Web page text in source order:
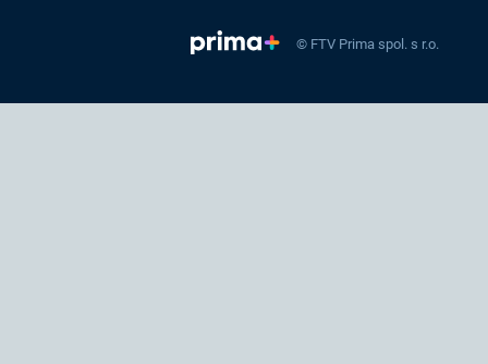
© FTV Prima spol. s r.o.